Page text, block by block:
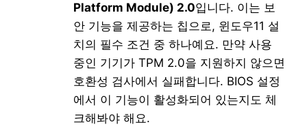
Platform Module) 2.0입니다. 이는 보
안 기능을 제공하는 칩으로, 윈도우11 설
치의 필수 조건 중 하나예요. 만약 사용
중인 기기가 TPM 2.0을 지원하지 않으면
호환성 검사에서 실패합니다. BIOS 설정
에서 이 기능이 활성화되어 있는지도 체
크해봐야 해요.